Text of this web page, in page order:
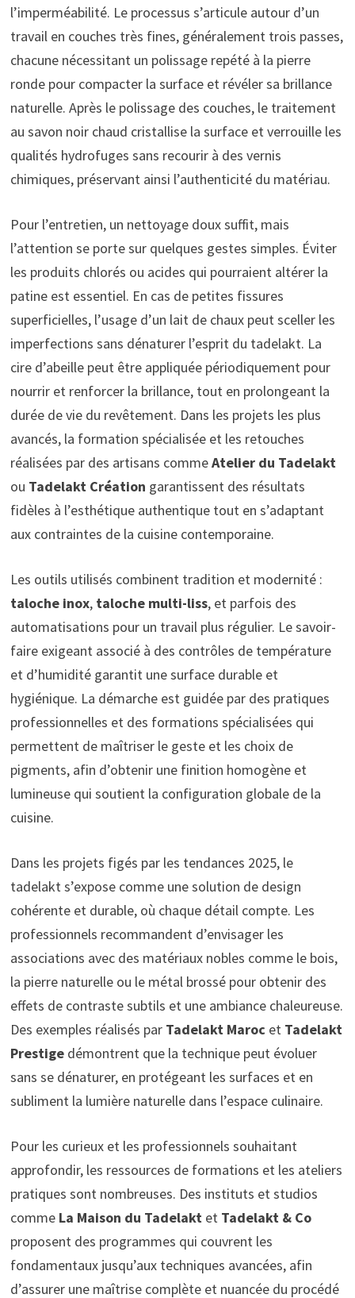
l’imperméabilité. Le processus s’articule autour d’un
travail en couches très fines, généralement trois passes,
chacune nécessitant un polissage repété à la pierre
ronde pour compacter la surface et révéler sa brillance
naturelle. Après le polissage des couches, le traitement
au savon noir chaud cristallise la surface et verrouille les
qualités hydrofuges sans recourir à des vernis
chimiques, préservant ainsi l’authenticité du matériau.
Pour l’entretien, un nettoyage doux suffit, mais
l’attention se porte sur quelques gestes simples. Éviter
les produits chlorés ou acides qui pourraient altérer la
patine est essentiel. En cas de petites fissures
superficielles, l’usage d’un lait de chaux peut sceller les
imperfections sans dénaturer l’esprit du tadelakt. La
cire d’abeille peut être appliquée périodiquement pour
nourrir et renforcer la brillance, tout en prolongeant la
durée de vie du revêtement. Dans les projets les plus
avancés, la formation spécialisée et les retouches
réalisées par des artisans commeAtelier du Tadelakt
ou Tadelakt Création garantissent des résultats
fidèles à l’esthétique authentique tout en s’adaptant
aux contraintes de la cuisine contemporaine.
Les outils utilisés combinent tradition et modernité :
taloche inox, taloche multi-liss, et parfois des
automatisations pour un travail plus régulier. Le savoir-
faire exigeant associé à des contrôles de température
et d’humidité garantit une surface durable et
hygiénique. La démarche est guidée par des pratiques
professionnelles et des formations spécialisées qui
permettent de maîtriser le geste et les choix de
pigments, afin d’obtenir une finition homogène et
lumineuse qui soutient la configuration globale de la
cuisine.
Dans les projets figés par les tendances 2025, le
tadelakt s’expose comme une solution de design
cohérente et durable, où chaque détail compte. Les
professionnels recommandent d’envisager les
associations avec des matériaux nobles comme le bois,
la pierre naturelle ou le métal brossé pour obtenir des
effets de contraste subtils et une ambiance chaleureuse.
Des exemples réalisés par Tadelakt Maroc et Tadelakt
Prestigedémontrent que la technique peut évoluer
sans se dénaturer, en protégeant les surfaces et en
subliment la lumière naturelle dans l’espace culinaire.
Pour les curieux et les professionnels souhaitant
approfondir, les ressources de formations et les ateliers
pratiques sont nombreuses. Des instituts et studios
comme La Maison du Tadelakt et Tadelakt & Co
proposent des programmes qui couvrent les
fondamentaux jusqu’aux techniques avancées, afin
d’assurer une maîtrise complète et nuancée du procédé